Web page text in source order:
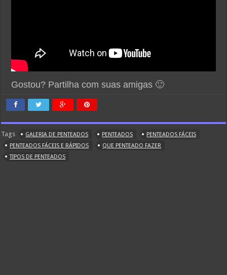
Gostou? Partilha com suas amigas 🙂
Tags GALERIA DE PENTEADOS PENTEADOS
PENTEADOS FÁCEIS
PENTEADOS FÁCEIS E RÁPIDOS
QUE PENTEADO FAZER
TIPOS DE PENTEADOS